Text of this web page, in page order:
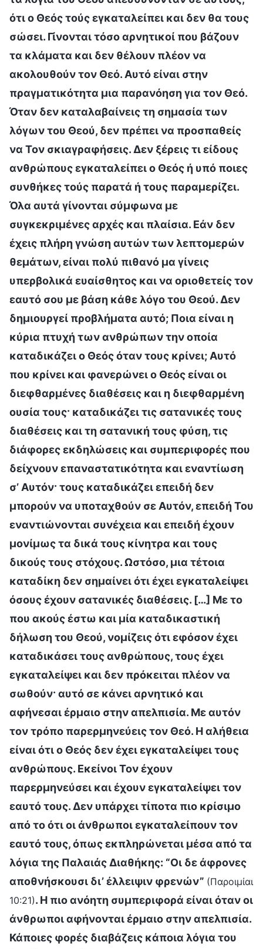
ότι ο Θεός τούς εγκαταλείπει και δεν θα τους
σώσει. Γίνονται τόσο αρνητικοί που βάζουν
τα κλάματα και δεν θέλουν πλέον να
ακολουθούν τον Θεό. Αυτό είναι στην
πραγματικότητα μια παρανόηση για τον Θεό.
Όταν δεν καταλαβαίνεις τη σημασία των
λόγων του Θεού, δεν πρέπει να προσπαθείς
να Τον σκιαγραφήσεις. Δεν ξέρεις τι είδους
ανθρώπους εγκαταλείπει ο Θεός ή υπό ποιες
συνθήκες τούς παρατά ή τους παραμερίζει.
Όλα αυτά γίνονται σύμφωνα με
συγκεκριμένες αρχές και πλαίσια. Εάν δεν
έχεις πλήρη γνώση αυτών των λεπτομερών
θεμάτων, είναι πολύ πιθανό μα γίνεις
υπερβολικά ευαίσθητος και να οριοθετείς τον
εαυτό σου με βάση κάθε λόγο του Θεού. Δεν
δημιουργεί προβλήματα αυτό; Ποια είναι η
κύρια πτυχή των ανθρώπων την οποία
καταδικάζει ο Θεός όταν τους κρίνει; Αυτό
που κρίνει και φανερώνει ο Θεός είναι οι
διεφθαρμένες διαθέσεις και η διεφθαρμένη
ουσία τους· καταδικάζει τις σατανικές τους
διαθέσεις και τη σατανική τους φύση, τις
διάφορες εκδηλώσεις και συμπεριφορές που
δείχνουν επαναστατικότητα και εναντίωση
σ’ Αυτόν· τους καταδικάζει επειδή δεν
μπορούν να υποταχθούν σε Αυτόν, επειδή Του
εναντιώνονται συνέχεια και επειδή έχουν
μονίμως τα δικά τους κίνητρα και τους
δικούς τους στόχους. Ωστόσο, μια τέτοια
καταδίκη δεν σημαίνει ότι έχει εγκαταλείψει
όσους έχουν σατανικές διαθέσεις. […] Με το
που ακούς έστω και μία καταδικαστική
δήλωση του Θεού, νομίζεις ότι εφόσον έχει
καταδικάσει τους ανθρώπους, τους έχει
εγκαταλείψει και δεν πρόκειται πλέον να
σωθούν· αυτό σε κάνει αρνητικό και
αφήνεσαι έρμαιο στην απελπισία. Με αυτόν
τον τρόπο παρερμηνεύεις τον Θεό. Η αλήθεια
είναι ότι ο Θεός δεν έχει εγκαταλείψει τους
ανθρώπους. Εκείνοι Τον έχουν
παρερμηνεύσει και έχουν εγκαταλείψει τον
εαυτό τους. Δεν υπάρχει τίποτα πιο κρίσιμο
από το ότι οι άνθρωποι εγκαταλείπουν τον
εαυτό τους, όπως εκπληρώνεται μέσα από τα
λόγια της Παλαιάς Διαθήκης: “Οι δε άφρονες
αποθνήσκουσι δι’ έλλειψιν φρενών” (Παροιμίαι
10:21). Η πιο ανόητη συμπεριφορά είναι όταν οι
άνθρωποι αφήνονται έρμαιο στην απελπισία.
Κάποιες φορές διαβάζεις κάποια λόγια του